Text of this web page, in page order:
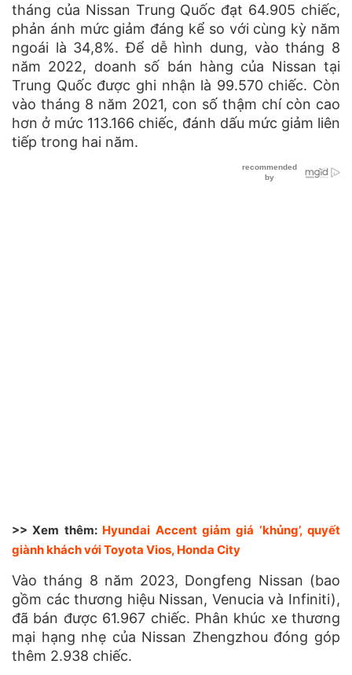
tháng của Nissan Trung Quốc đạt 64.905 chiếc,
phản ánh mức giảm đáng kể so với cùng kỳ năm
ngoái là 34,8%. Để dễ hình dung, vào tháng 8
năm 2022, doanh số bán hàng của Nissan tại
Trung Quốc được ghi nhận là 99.570 chiếc. Còn
vào tháng 8 năm 2021, con số thậm chí còn cao
hơn ở mức 113.166 chiếc, đánh dấu mức giảm liên
tiếp trong hai năm.
>> Xem thêm: Hyundai Accent giảm giá ‘khủng’, quyết
giành khách với Toyota Vios, Honda City
Vào tháng 8 năm 2023, Dongfeng Nissan (bao
gồm các thương hiệu Nissan, Venucia và Infiniti),
đã bán được 61.967 chiếc. Phân khúc xe thương
mại hạng nhẹ của Nissan Zhengzhou đóng góp
thêm 2.938 chiếc.